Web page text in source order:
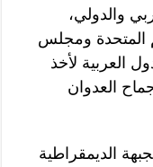
والدولي،
المتحدة ومجلس
العربية لأخذ
العدوان
الديمقراطية